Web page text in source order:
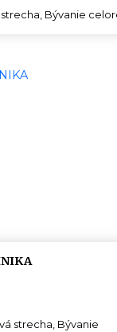
Bývanie
strecha, Bývanie